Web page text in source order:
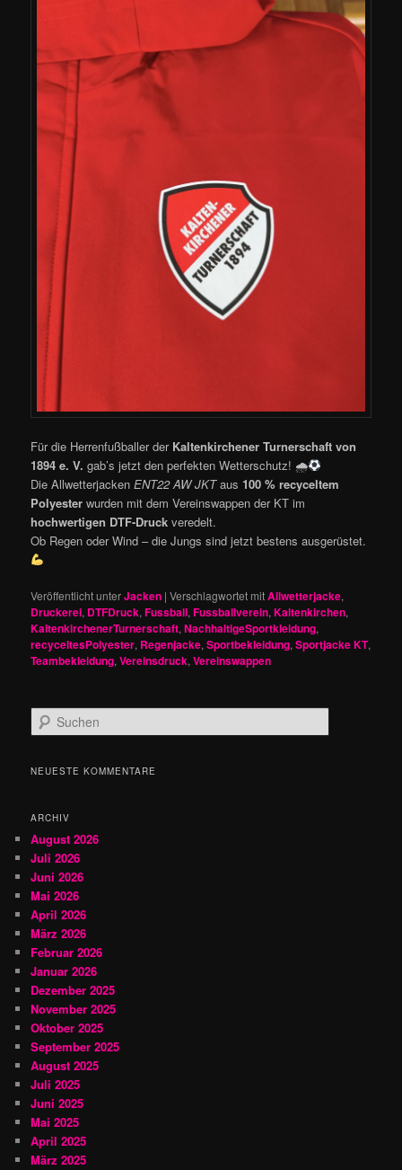
Für die Herrenfußballer der Kaltenkirchener Turnerschaft von
1894 e. V. gab’s jetzt den perfekten Wetterschutz! 🌧
Die AllwetterjackenENT22 AW JKTaus 100 % recyceltem
Polyester wurden mit dem Vereinswappen der KT im
hochwertigen DTF-Druck veredelt.
Ob Regen oder Wind – die Jungs sind jetzt bestens ausgerüstet.
Veröffentlicht unterJacken |Verschlagwortet mitAllwetterjacke,
Druckerei, DTFDruck,Fussball,Fussballverein,Kaltenkirchen,
KaltenkirchenerTurnerschaft,NachhaltigeSportkleidung,
recyceltesPolyester, Regenjacke,Sportbekleidung,Sportjacke KT,
Teambekleidung,Vereinsdruck,Vereinswappen
u
h
NEUESTE KOMMENTARE
ARCHIV
August 2026
Juli 2026
Juni 2026
Mai 2026
April 2026
März 2026
Februar 2026
Januar 2026
Dezember 2025
November 2025
Oktober 2025
September 2025
August 2025
Juli 2025
Juni 2025
Mai 2025
April 2025
März 2025